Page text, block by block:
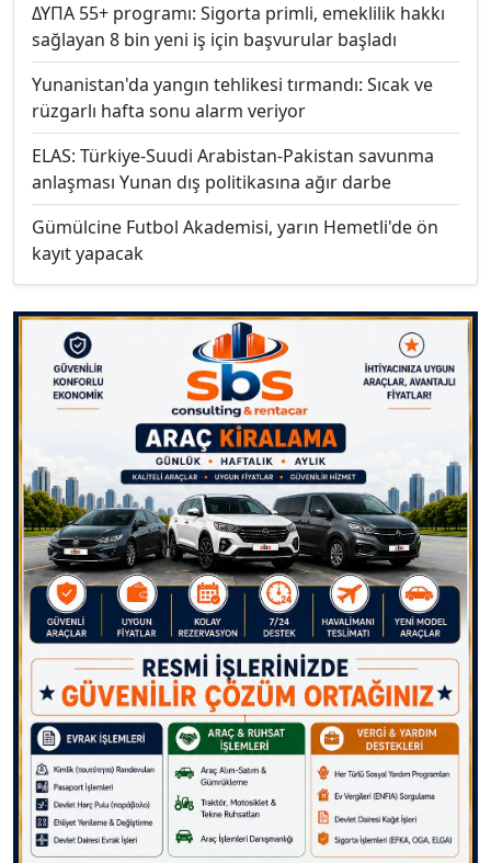
ΔΥΠΑ 55+ programı: Sigorta primli, emeklilik hakkı
sağlayan 8 bin yeni iş için başvurular başladı
Yunanistan'da yangın tehlikesi tırmandı: Sıcak ve
rüzgarlı hafta sonu alarm veriyor
ELAS: Türkiye-Suudi Arabistan-Pakistan savunma
anlaşması Yunan dış politikasına ağır darbe
Gümülcine Futbol Akademisi, yarın Hemetli'de ön
kayıt yapacak